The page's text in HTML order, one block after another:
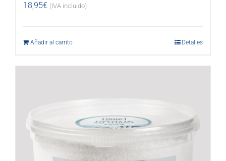
18,95€ (IVA incluido)
Añadir al carrito Detalles